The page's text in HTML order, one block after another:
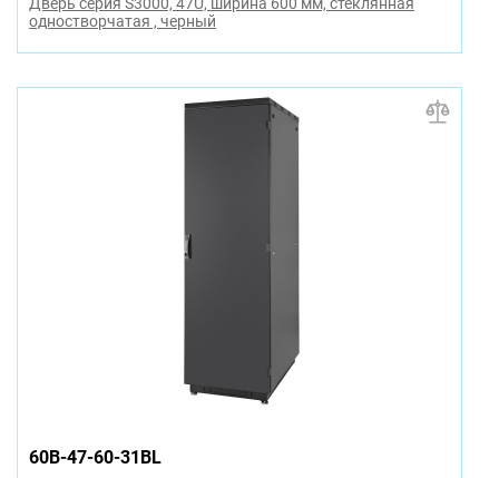
одностворчатая , черный
60B-47-60-31BL